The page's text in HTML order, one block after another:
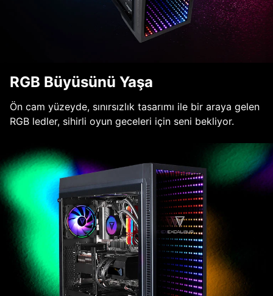
RGB Büyüsünü Yaşa
Ön cam yüzeyde, sınırsızlık tasarımı ile bir araya gelen
RGB ledler, sihirli oyun geceleri için seni bekliyor.